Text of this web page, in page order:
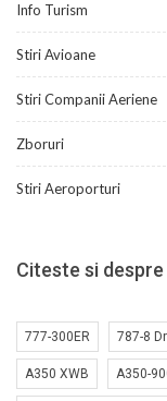
Info Turism
Stiri Avioane
Stiri Companii Aeriene
Zboruri
Stiri Aeroporturi
Citeste si despre
777-300ER 787-8
A350 XWB A350-